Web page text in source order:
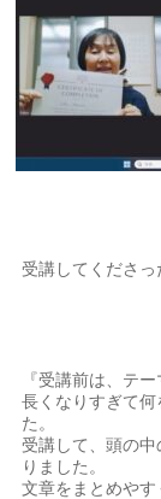
受講してくださっ
『受講前は、テ
長くなりすぎて
た。
受講して、頭の
りました。
文章をまとめやす